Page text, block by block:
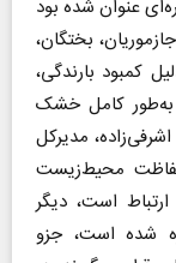
عنوان شده بود
بختگان،
کمبود بارندگی،
به‌طور کامل خشک
مدیرکل
محیط‌زیست
ارتباط است، دیگر
شده است، جزو